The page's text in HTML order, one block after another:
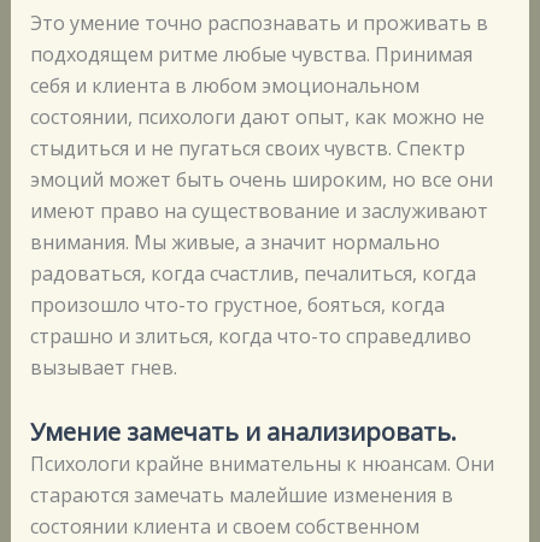
Это умение точно распознавать и проживать в
подходящем ритме любые чувства. Принимая
себя и клиента в любом эмоциональном
состоянии, психологи дают опыт, как можно не
стыдиться и не пугаться своих чувств. Спектр
эмоций может быть очень широким, но все они
имеют право на существование и заслуживают
внимания. Мы живые, а значит нормально
радоваться, когда счастлив, печалиться, когда
произошло что-то грустное, бояться, когда
страшно и злиться, когда что-то справедливо
вызывает гнев.
Умение замечать и анализировать.
Психологи крайне внимательны к нюансам. Они
стараются замечать малейшие изменения в
состоянии клиента и своем собственном